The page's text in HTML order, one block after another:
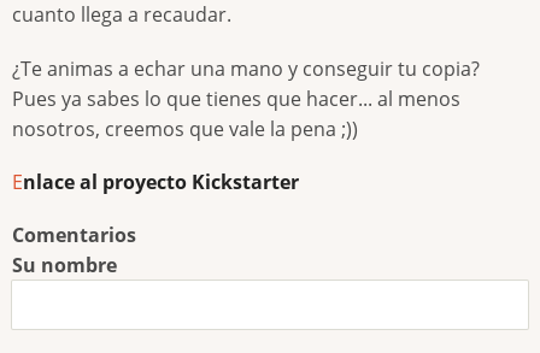
cuanto llega a recaudar.
¿Te animas a echar una mano y conseguir tu copia?
Pues ya sabes lo que tienes que hacer... al menos
nosotros, creemos que vale la pena ;))
Enlace al proyecto Kickstarter
Comentarios
Su nombre